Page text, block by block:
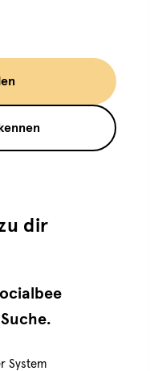
dir
System